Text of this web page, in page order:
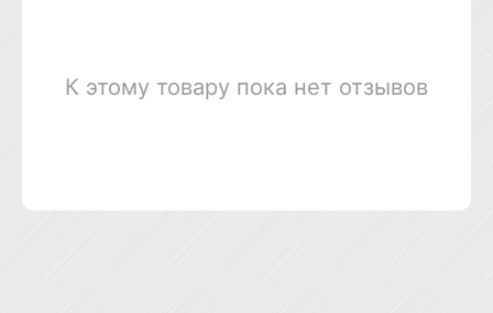
К этому товару пока нет отзывов